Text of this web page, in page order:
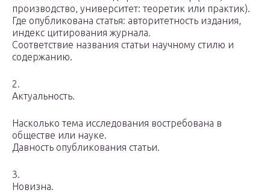
производство, университет: теоретик или практик).
Где опубликована статья: авторитетность издания,
индекс цитирования журнала.
Соответствие названия статьи научному стилю и
содержанию.
2.
Актуальность.
Насколько тема исследования востребована в
обществе или науке.
Давность опубликования статьи.
3.
Новизна.